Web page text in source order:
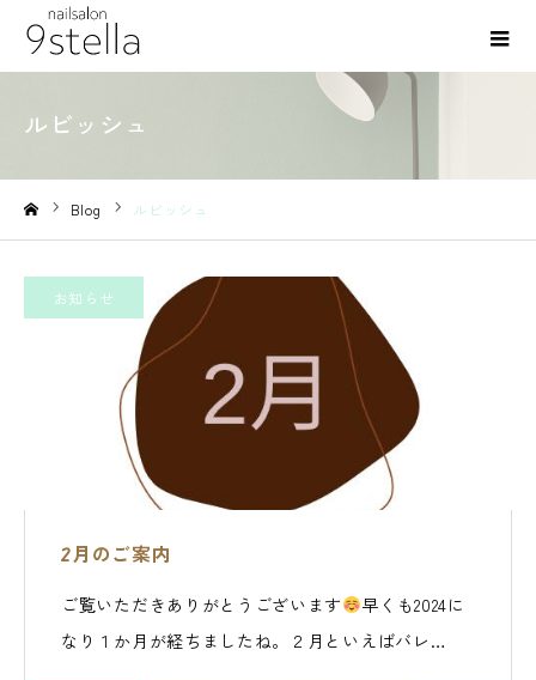
ルビッシュ
Blog ルビッシュ
お知らせ
2月のご案内
ご覧いただきありがとうございます
早くも2024に
なり１か月が経ちましたね。２月といえばバレ…